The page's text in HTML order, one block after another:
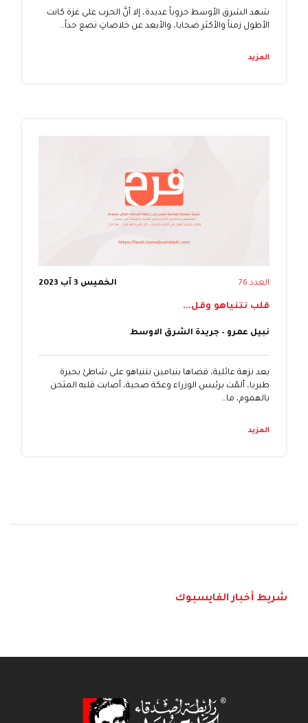
شهد الشرق الأوسط حروباً عديدة، إلا أنَّ الحرب على غزة كانت
الأطول زمناً والأكثر ضحايا، والأبعد عن خلاصاتٍ تضع حداً…
المزيد
العدد 76 الخميس 3 آب 2023
قلب نتنياهو وقل...
نبيل عمرو – جريدة الشرق الاوسط
بعد نزهة عائلية، قضاها بنيامين نتنياهو على شاطئ بحيرة
طبريا، ألمّت برئيس الوزراء وعكة صحية، أصابت قلبه المثخن
بالهموم، ما…
المزيد
شريط أخبار الفايسبوك